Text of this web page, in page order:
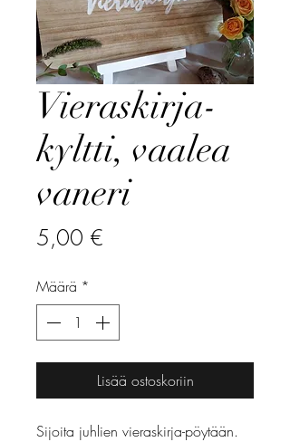
Vieraskirja-
kyltti, vaalea
vaneri
5,00 €
Määrä *
Lisää ostoskoriin
Sijoita juhlien vieraskirja-pöytään.